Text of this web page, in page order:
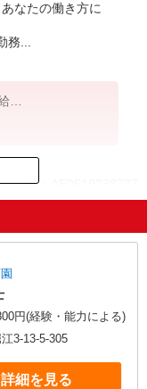
なたの働き方に
...
ID：AE0519338737
円(経験・能力による)
3-13-5-305
詳細を見る